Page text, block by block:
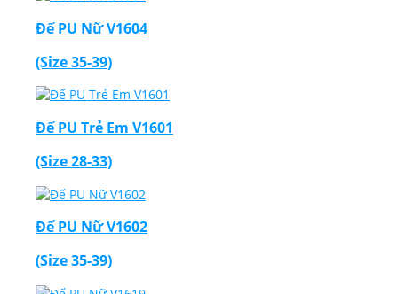
Đế PU Nữ V1604
(Size 35-39)
Đế PU Trẻ Em V1601
(Size 28-33)
Đế PU Nữ V1602
(Size 35-39)